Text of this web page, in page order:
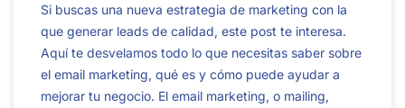
Si buscas una nueva estrategia de marketing con la
que generar leads de calidad, este post te interesa.
Aquí te desvelamos todo lo que necesitas saber sobre
el email marketing, qué es y cómo puede ayudar a
mejorar tu negocio. El email marketing, o mailing,